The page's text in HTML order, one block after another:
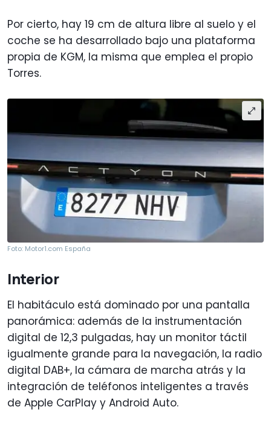
Por cierto, hay 19 cm de altura libre al suelo y el
coche se ha desarrollado bajo una plataforma
propia de KGM, la misma que emplea el propio
Torres.
Foto: Motor1.com España
Interior
El habitáculo está dominado por una pantalla
panorámica: además de la instrumentación
digital de 12,3 pulgadas, hay un monitor táctil
igualmente grande para la navegación, la radio
digital DAB+, la cámara de marcha atrás y la
integración de teléfonos inteligentes a través
de Apple CarPlay y Android Auto.